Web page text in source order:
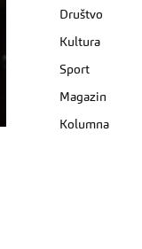
Društvo
Kultura
Sport
Magazin
Kolumna